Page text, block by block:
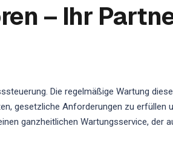
– Ihr
Die regelmäßige Wartung
gesetzliche Anforderungen zu erfüllen
ganzheitlichen Wartungsservice, der